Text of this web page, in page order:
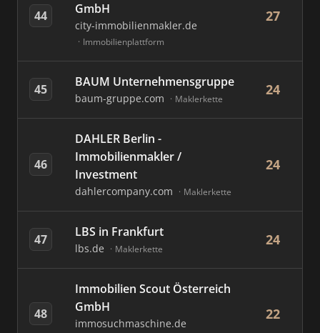
44
GmbH
city-immobilienmakler.de
Immobilienplattform
27
45 BAUM Unternehmensgruppe
baum-gruppe.com Maklerkette
24
46
DAHLER Berlin -
Immobilienmakler /
Investment
dahlercompany.com Maklerkette
24
47 LBS in Frankfurt
lbs.de Maklerkette
24
48
Immobilien Scout Österreich
GmbH
immosuchmaschine.de
22